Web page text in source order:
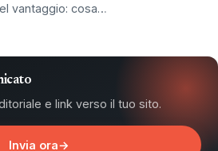
vantaggio: cosa…
e link verso il tuo sito.
Invia ora→